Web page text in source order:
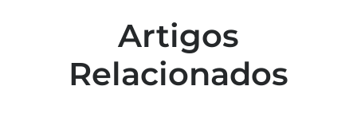
Artigos
Relacionados